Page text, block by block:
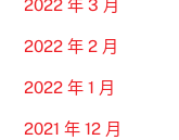
2022 年 3 月
2022 年 2 月
2022 年 1 月
2021 年 12 月